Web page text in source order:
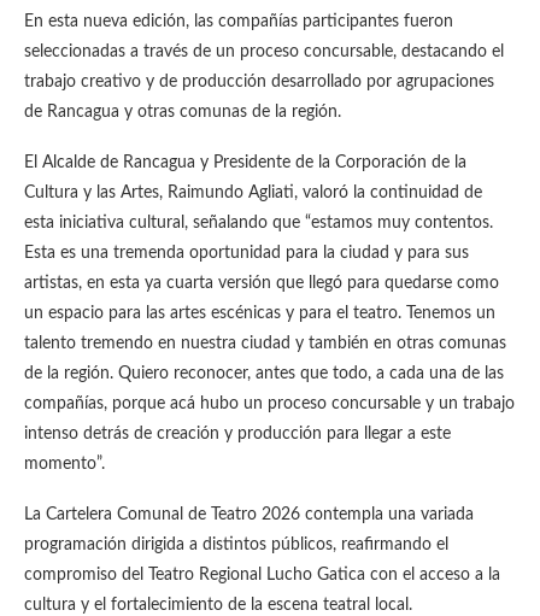
En esta nueva edición, las compañías participantes fueron
seleccionadas a través de un proceso concursable, destacando el
trabajo creativo y de producción desarrollado por agrupaciones
de Rancagua y otras comunas de la región.
El Alcalde de Rancagua y Presidente de la Corporación de la
Cultura y las Artes, Raimundo Agliati, valoró la continuidad de
esta iniciativa cultural, señalando que “estamos muy contentos.
Esta es una tremenda oportunidad para la ciudad y para sus
artistas, en esta ya cuarta versión que llegó para quedarse como
un espacio para las artes escénicas y para el teatro. Tenemos un
talento tremendo en nuestra ciudad y también en otras comunas
de la región. Quiero reconocer, antes que todo, a cada una de las
compañías, porque acá hubo un proceso concursable y un trabajo
intenso detrás de creación y producción para llegar a este
momento”.
La Cartelera Comunal de Teatro 2026 contempla una variada
programación dirigida a distintos públicos, reafirmando el
compromiso del Teatro Regional Lucho Gatica con el acceso a la
cultura y el fortalecimiento de la escena teatral local.